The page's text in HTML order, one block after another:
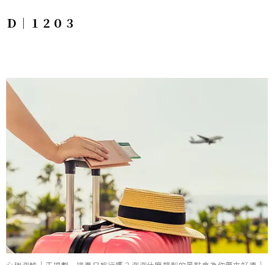
Ｄ｜１２０３